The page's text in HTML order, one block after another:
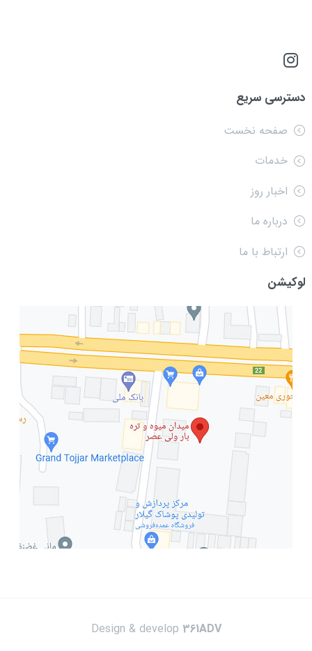
دسترسی سریع
صفحه نخست
خدمات
اخبار روز
درباره ما
ارتباط با ما
لوکیشن
Design & develop 361ADV